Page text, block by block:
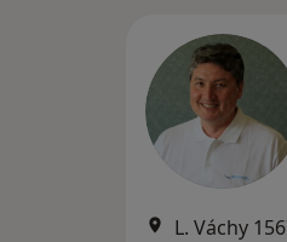
L. Váchy